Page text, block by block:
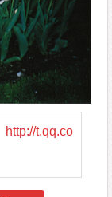
http://t.qq.co